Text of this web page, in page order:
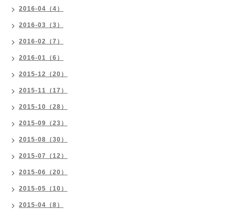
2016-04（4）
2016-03（3）
2016-02（7）
2016-01（6）
2015-12（20）
2015-11（17）
2015-10（28）
2015-09（23）
2015-08（30）
2015-07（12）
2015-06（20）
2015-05（10）
2015-04（8）